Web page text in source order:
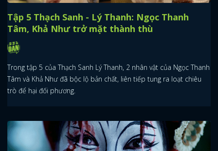
Tập 5 Thạch Sanh - Lý Thanh: Ngọc Thanh
Tâm, Khả Như trở mặt thành thù
Trong tập 5 của Thạch Sanh Lý Thanh, 2 nhân vật của Ngọc Thanh
Tâm và Khả Như đã bộc lộ bản chất, liên tiếp tung ra loạt chiêu
trò để hại đối phương.